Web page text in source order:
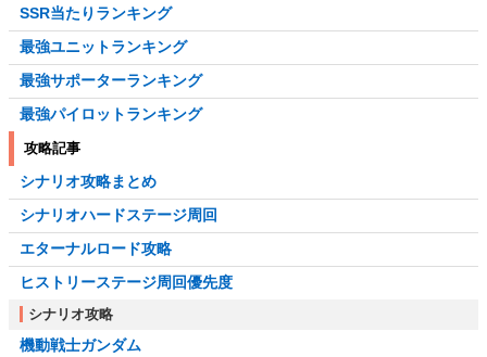
SSR当たりランキング
最強ユニットランキング
最強サポーターランキング
最強パイロットランキング
攻略記事
シナリオ攻略まとめ
シナリオハードステージ周回
エターナルロード攻略
ヒストリーステージ周回優先度
シナリオ攻略
機動戦士ガンダム